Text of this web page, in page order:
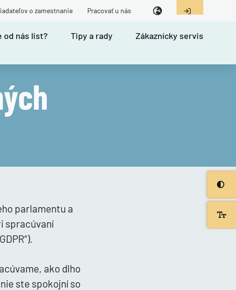
o zamestnanie Pracovať u nás
od nás list? Tipy a rady Zákaznícky servis
parlamentu a
spracúvaní
ako dlho
ste spokojní so